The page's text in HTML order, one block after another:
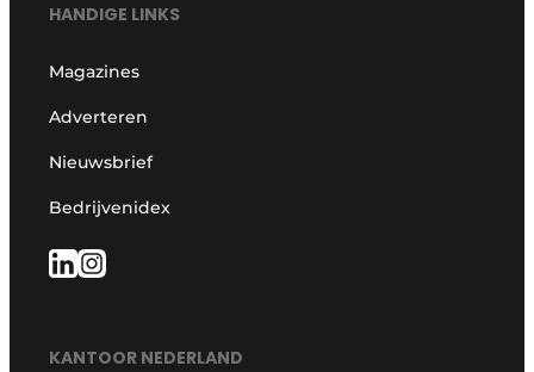
HANDIGE LINKS
Magazines
Adverteren
Nieuwsbrief
Bedrijvenidex
KANTOOR NEDERLAND